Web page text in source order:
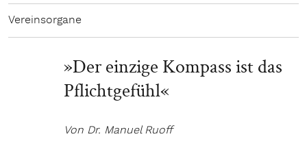
Vereinsorgane
»Der einzige Kompass ist das
Pflichtgefühl«
Von Dr. Manuel Ruoff